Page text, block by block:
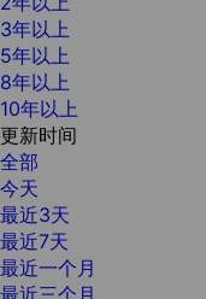
3年以上
5年以上
8年以上
10年以上
更新时间
全部
今天
最近3天
最近7天
最近一个月
最近三个月